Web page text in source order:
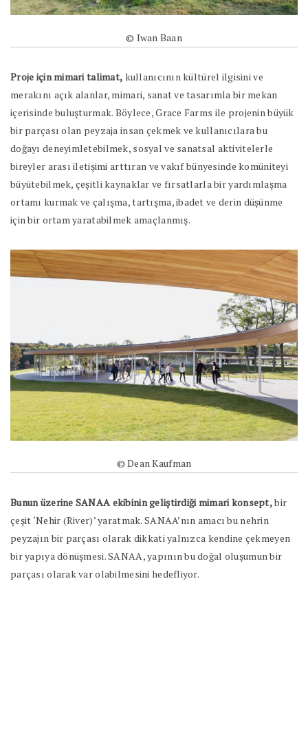
© Iwan Baan
Proje için mimari talimat, kullanıcının kültürel ilgisini ve
merakını açık alanlar, mimari, sanat ve tasarımla bir mekan
içerisinde buluşturmak. Böylece, Grace Farms ile projenin büyük
bir parçası olan peyzaja insan çekmek ve kullanıcılara bu
doğayı deneyimletebilmek, sosyal ve sanatsal aktivitelerle
bireyler arası iletişimi arttıran ve vakıf bünyesinde komüniteyi
büyütebilmek, çeşitli kaynaklar ve fırsatlarla bir yardımlaşma
ortamı kurmak ve çalışma, tartışma, ibadet ve derin düşünme
için bir ortam yaratabilmek amaçlanmış.
© Dean Kaufman
Bunun üzerine SANAA ekibinin geliştirdiği mimari konsept,bir
çeşit ‘Nehir (River)’ yaratmak. SANAA’nın amacı bu nehrin
peyzajın bir parçası olarak dikkati yalnızca kendine çekmeyen
bir yapıya dönüşmesi. SANAA, yapının bu doğal oluşumun bir
parçası olarak var olabilmesini hedefliyor.